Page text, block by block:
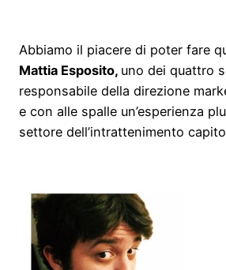
Abbiamo il piacere di poter fare
Mattia Esposito, uno dei quattro
responsabile della direzione
e con alle spalle un’esperienza
settore dell’intrattenimento